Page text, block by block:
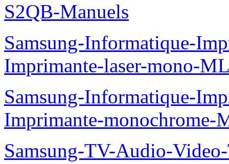
S2QB-Manuels
Samsung-Informatique-
Imprimante-laser-mono-
Samsung-Informatique-
Imprimante-monochrome-
Samsung-TV-Audio-